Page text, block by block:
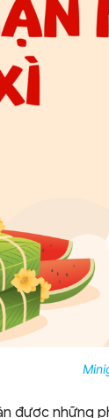
được những